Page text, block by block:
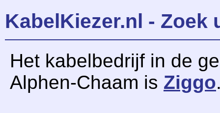
KabelKiezer.nl - Zoek
Het kabelbedrijf in de
Alphen-Chaam is Ziggo